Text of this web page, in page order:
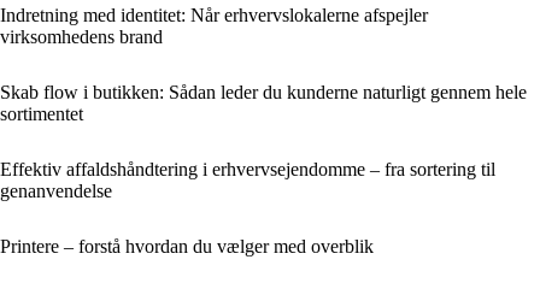
Indretning med identitet: Når erhvervslokalerne afspejler
virksomhedens brand
Skab flow i butikken: Sådan leder du kunderne naturligt gennem hele
sortimentet
Effektiv affaldshåndtering i erhvervsejendomme – fra sortering til
genanvendelse
Printere – forstå hvordan du vælger med overblik